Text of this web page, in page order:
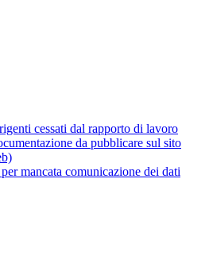
cessati dal rapporto di lavoro
da pubblicare sul sito
mancata comunicazione dei dati